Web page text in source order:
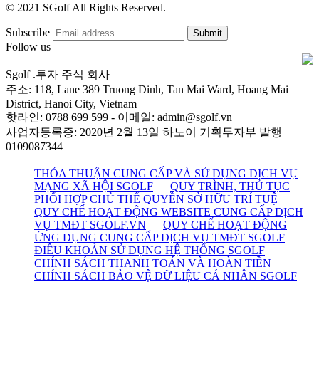
© 2021 SGolf All Rights Reserved.
Subscribe
Follow us
Sgolf .투자 주식 회사
주소: 118, Lane 389 Truong Dinh, Tan Mai Ward, Hoang Mai
District, Hanoi City, Vietnam
핫라인: 0788 699 599 - 이메일: admin@sgolf.vn
사업자등록증: 2020년 2월 13일 하노이 기획투자부 발행
0109087344
THỎA THUẬN CUNG CẤP VÀ SỬ DỤNG DỊCH VỤ
MẠNG XÃ HỘI SGOLF
QUY TRÌNH, THỦ TỤC
PHỐI HỢP CHỦ THỂ QUYỀN SỞ HỮU TRÍ TUỆ
QUY CHẾ HOẠT ĐỘNG WEBSITE CUNG CẤP DỊCH
VỤ TMĐT SGOLF.VN
QUY CHẾ HOẠT ĐỘNG
ỨNG DỤNG CUNG CẤP DỊCH VỤ TMĐT SGOLF
ĐIỀU KHOẢN SỬ DỤNG HỆ THỐNG SGOLF
CHÍNH SÁCH THANH TOÁN VÀ HOÀN TIỀN
CHÍNH SÁCH BẢO VỆ DỮ LIỆU CÁ NHÂN SGOLF